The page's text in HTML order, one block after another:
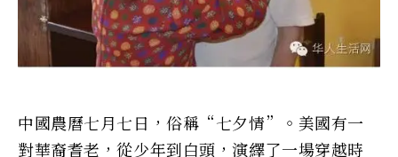
中國農曆七月七日，俗稱“七夕情”。美國有一
對華裔耆老，從少年到白頭，演繹了一場穿越時